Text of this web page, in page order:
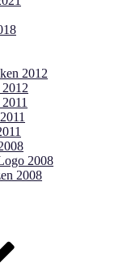
2012
2012
2008
2008